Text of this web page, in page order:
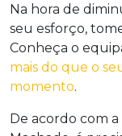
Na hora de
seu esforço,
Conheça o
mais do que o
momento.
De acordo com